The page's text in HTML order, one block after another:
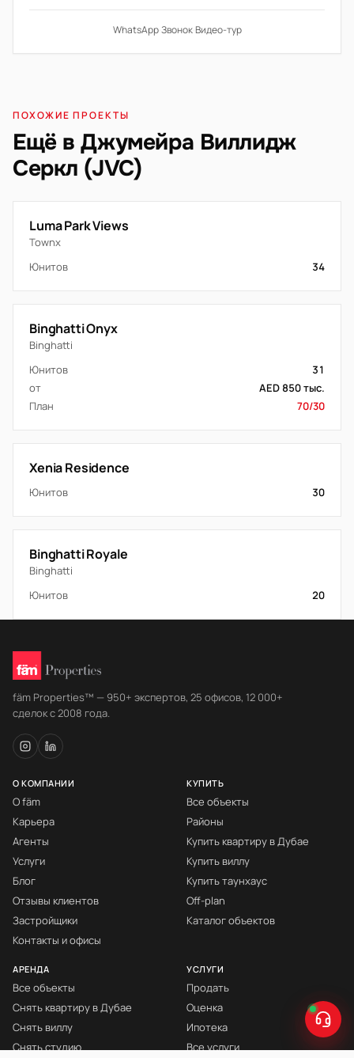
WhatsApp·Звонок·Видео-тур
ПОХОЖИЕ ПРОЕКТЫ
Ещё в Джумейра Виллидж
Серкл (JVC)
Luma Park Views
Townx
Юнитов
34
Binghatti Onyx
Binghatti
Юнитов
31
от
AED 850 тыс.
План
70/30
Xenia Residence
Юнитов 30
Binghatti Royale
Binghatti
Юнитов
20
fäm Properties™ — 950+ экспертов, 25 офисов, 12 000+
сделок с 2008 года.
О КОМПАНИИ
О fäm
Карьера
Агенты
Услуги
Блог
Отзывы клиентов
Застройщики
Контакты и офисы
КУПИТЬ
Все объекты
Районы
Купить квартиру в Дубае
Купить виллу
Купить таунхаус
Off-plan
Каталог объектов
АРЕНДА
Все объекты
Снять квартиру в Дубае
Снять виллу
Снять студию
УСЛУГИ
Продать
Оценка
Ипотека
Все услуги